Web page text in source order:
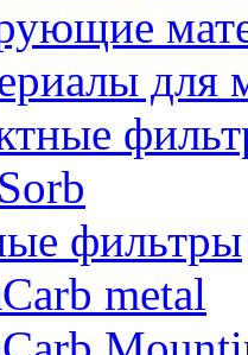
для
фильтры
metal